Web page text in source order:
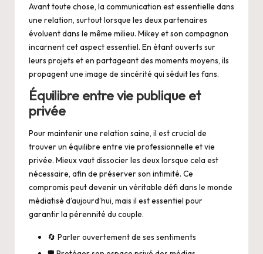
Avant toute chose, la communication est essentielle dans
une relation, surtout lorsque les deux partenaires
évoluent dans le même milieu. Mikey et son compagnon
incarnent cet aspect essentiel. En étant ouverts sur
leurs projets et en partageant des moments moyens, ils
propagent une image de sincérité qui séduit les fans.
Équilibre entre vie publique et
privée
Pour maintenir une relation saine, il est crucial de
trouver un équilibre entre vie professionnelle et vie
privée. Mieux vaut dissocier les deux lorsque cela est
nécessaire, afin de préserver son intimité. Ce
compromis peut devenir un véritable défi dans le monde
médiatisé d’aujourd’hui, mais il est essentiel pour
garantir la pérennité du couple.
🔄 Parler ouvertement de ses sentiments